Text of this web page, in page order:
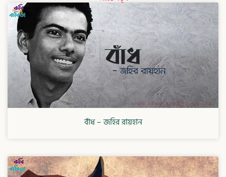
বাঁধ – জহির রায়হান